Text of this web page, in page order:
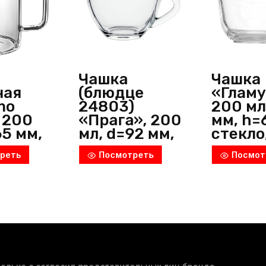
200
мм,
Чашка
(блюдце
24803)
«Прага», 200
мл, d=92 мм,
h=64 мм,
стекло,
Посмотреть
Чашка
200
мм,
ОСЗ